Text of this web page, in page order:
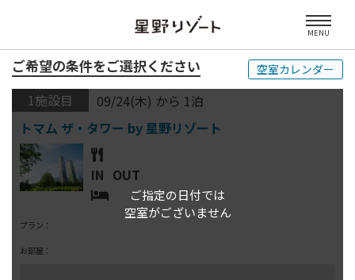
MENU
ご希望の条件をご選択ください 空室カレンダー
ご指定の日付では
空室がございません
1施設目 09/24(木) から 1泊
IN OUT
プラン：
お部屋：